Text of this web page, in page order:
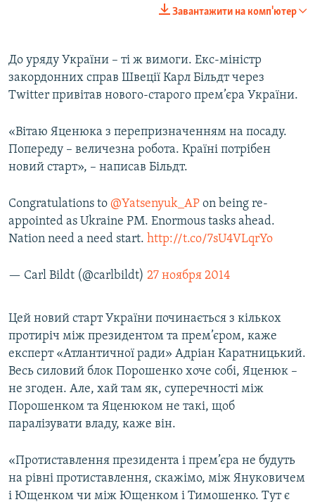
Завантажити на комп'ютер
До уряду України – ті ж вимоги. Екс-міністр
закордонних справ Швеції Карл Більдт через
Twitter привітав нового-старого прем’єра України.
«Вітаю Яценюка з перепризначенням на посаду.
Попереду – величезна робота. Країні потрібен
новий старт», – написав Більдт.
Congratulations to @Yatsenyuk_AP on being re-
appointed as Ukraine PM. Enormous tasks ahead.
Nation need a need start. http://t.co/7sU4VLqrYo
— Carl Bildt (@carlbildt) 27 ноября 2014
Цей новий старт України починається з кількох
протиріч між президентом та прем’єром, каже
експерт «Атлантичної ради» Адріан Каратницький.
Весь силовий блок Порошенко хоче собі, Яценюк –
не згоден. Але, хай там як, суперечності між
Порошенком та Яценюком не такі, щоб
паралізувати владу, каже він.
«Протиставлення президента і прем’єра не будуть
на рівні протиставлення, скажімо, між Януковичем
і Ющенком чи між Ющенком і Тимошенко. Тут є